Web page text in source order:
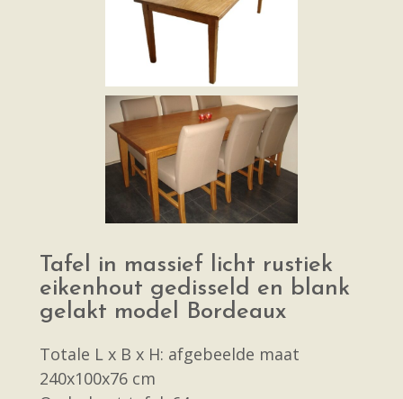
Tafel in massief licht rustiek
eikenhout gedisseld en blank
gelakt model Bordeaux
Totale L x B x H: afgebeelde maat
240x100x76 cm